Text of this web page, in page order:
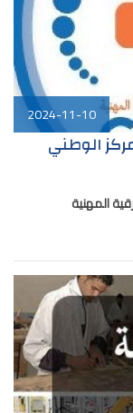
2024-11-10
الوطني
المهنية